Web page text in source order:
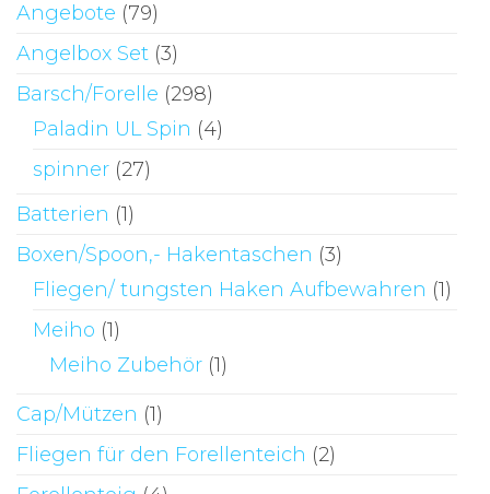
Angebote (79)
Angelbox Set (3)
Barsch/Forelle (298)
Paladin UL Spin (4)
spinner (27)
Batterien (1)
Boxen/Spoon,- Hakentaschen (3)
Fliegen/ tungsten Haken Aufbewahren (1)
Meiho (1)
Meiho Zubehör (1)
Cap/Mützen (1)
Fliegen für den Forellenteich (2)